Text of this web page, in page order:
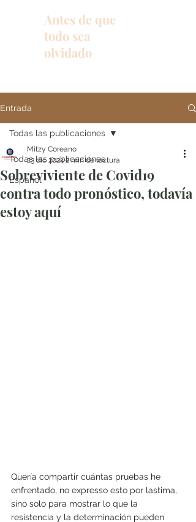
Antes de que
todo sea
olvidado
Entrada
Todas las publicaciones
Español
Todas las publicaciones
Sobreviviente de Covid19
contra todo pronóstico, todavía
estoy aquí
Mitzy Coreano
23 dic 20242 min de lectura
Quería compartir cuántas pruebas he
enfrentado, no expresso esto por lastima,
sino solo para mostrar lo que la
resistencia y la determinación pueden